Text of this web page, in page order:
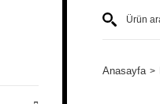
Anasayfa